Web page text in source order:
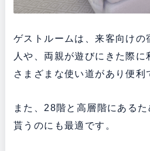
ゲストルームは、来客向けの
人や、両親が遊びにきた際に
さまざまな使い道があり便利
また、28階と高層階にある
貰うのにも最適です。